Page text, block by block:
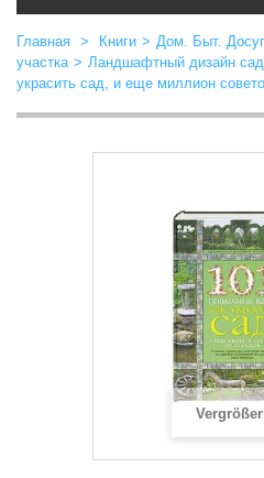
Главная > Книги > Дом. Быт. Досуг
участка > Ландшафтный дизайн
украсить сад, и еще миллион